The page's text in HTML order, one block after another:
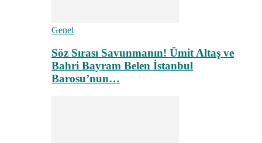
Genel
Söz Sırası Savunmanın! Ümit Altaş ve
Bahri Bayram Belen İstanbul
Barosu’nun…